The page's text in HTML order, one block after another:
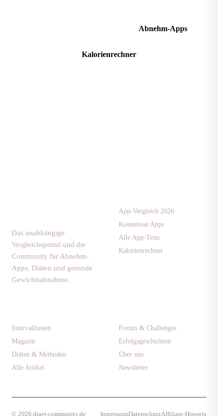
Abnehm-Apps
Kalorienrechner
Das unabhängige
Vergleichsportal und die
Community für Abnehm-
Apps, Diäten und gesunde
Gewichtsabnahme.
App-Vergleich 2026
Kostenlose Apps
Alle App-Tests
Kalorienrechner
Intervallfasten
Magazin
Diäten & Methoden
Alle Artikel
Forum & Challenges
Erfolgsgeschichten
Über uns
Newsletter
© 2026 diaet-community.de ImpressumDatenschutzAffiliate-Hinweis